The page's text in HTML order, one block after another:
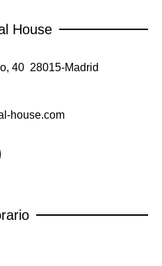
House
40 28015-Madrid
house.com